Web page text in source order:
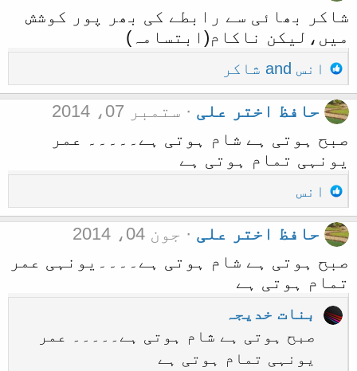
s
:
شاکر بھائی سے رابطے کی بھر پور کوشش
میں،لیکن ناکام(ابتسامہ)
R
e
a
t
o
n
s
:
انس شاکر
حافظ اختر علی
ستمبر 07، 2014
صبح ہوتی ہے شام ہوتی ہے۔۔۔۔۔ عمر
یونہی تمام ہوتی ہے
R
e
a
t
o
انس
حافظ اختر علی
جون 04، 2014
صبح ہوتی ہے شام ہوتی ہے۔۔۔۔یونہی عمر
تمام ہوتی ہے
بنات خدیجہ
صبح ہوتی ہے شام ہوتی ہے۔۔۔۔۔ عمر
یونہی تمام ہوتی ہے